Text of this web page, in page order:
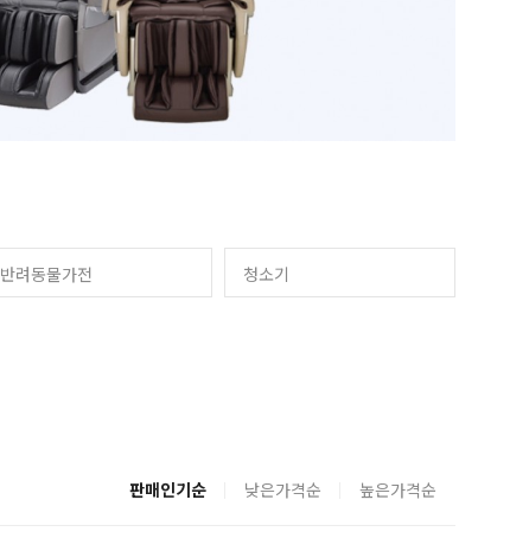
반려동물가전 청소기
판매인기순 낮은가격순 높은가격순